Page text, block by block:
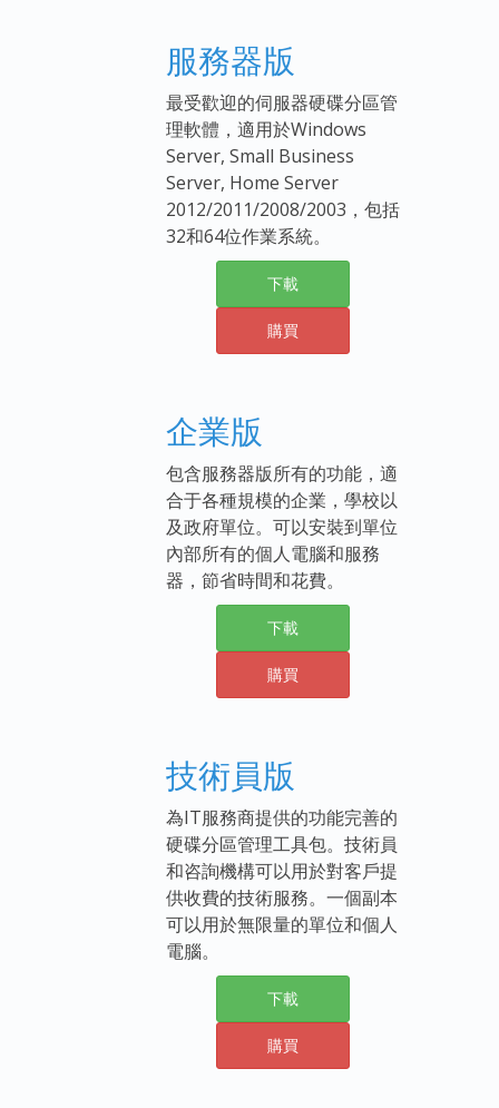
服務器版
最受歡迎的伺服器硬碟分區管
理軟體，適用於Windows
Server, Small Business
Server, Home Server
2012/2011/2008/2003，包括
32和64位作業系統。
下載
購買
企業版
包含服務器版所有的功能，適
合于各種規模的企業，學校以
及政府單位。可以安裝到單位
內部所有的個人電腦和服務
器，節省時間和花費。
下載
購買
技術員版
為IT服務商提供的功能完善的
硬碟分區管理工具包。技術員
和咨詢機構可以用於對客戶提
供收費的技術服務。一個副本
可以用於無限量的單位和個人
電腦。
下載
購買